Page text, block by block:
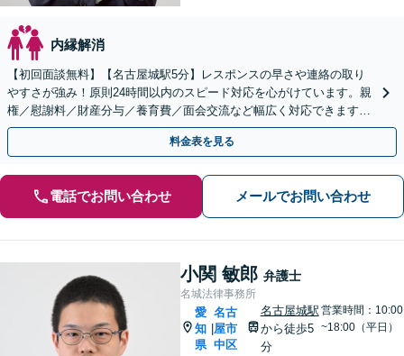
内縁解消
【初回面談無料】【名古屋城駅5分】レスポンスの早さや連絡の取り
やすさが強み！原則24時間以内のスピード対応を心がけています。親
権／慰謝料／財産分与／養育費／面会交流など幅広く対応できます。
相談者さまの精神的な負担を軽減しつつ解決を目指します
料金表を見る
電話でお問い合わせ メールでお問い合わせ
小関 敏郎 弁護士
名城法律事務所
愛
知
県
名古
屋市
中区
名古屋城駅
から徒歩5
分
営業時間：10:00
~18:00（平日）